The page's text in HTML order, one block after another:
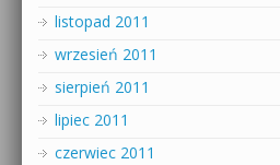
listopad 2011
wrzesień 2011
sierpień 2011
lipiec 2011
czerwiec 2011